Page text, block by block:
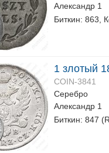
Александр 1
Биткин: 863,
1 злотый
COIN-3841
Серебро
Александр 1
Биткин: 847